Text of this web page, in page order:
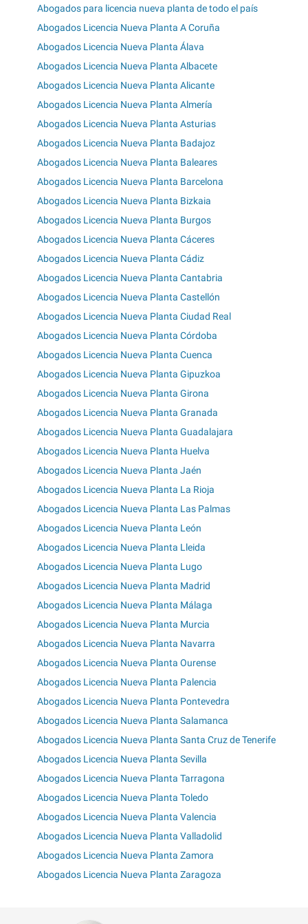
Abogados para licencia nueva planta de todo el país
Abogados Licencia Nueva Planta A Coruña
Abogados Licencia Nueva Planta Álava
Abogados Licencia Nueva Planta Albacete
Abogados Licencia Nueva Planta Alicante
Abogados Licencia Nueva Planta Almería
Abogados Licencia Nueva Planta Asturias
Abogados Licencia Nueva Planta Badajoz
Abogados Licencia Nueva Planta Baleares
Abogados Licencia Nueva Planta Barcelona
Abogados Licencia Nueva Planta Bizkaia
Abogados Licencia Nueva Planta Burgos
Abogados Licencia Nueva Planta Cáceres
Abogados Licencia Nueva Planta Cádiz
Abogados Licencia Nueva Planta Cantabria
Abogados Licencia Nueva Planta Castellón
Abogados Licencia Nueva Planta Ciudad Real
Abogados Licencia Nueva Planta Córdoba
Abogados Licencia Nueva Planta Cuenca
Abogados Licencia Nueva Planta Gipuzkoa
Abogados Licencia Nueva Planta Girona
Abogados Licencia Nueva Planta Granada
Abogados Licencia Nueva Planta Guadalajara
Abogados Licencia Nueva Planta Huelva
Abogados Licencia Nueva Planta Jaén
Abogados Licencia Nueva Planta La Rioja
Abogados Licencia Nueva Planta Las Palmas
Abogados Licencia Nueva Planta León
Abogados Licencia Nueva Planta Lleida
Abogados Licencia Nueva Planta Lugo
Abogados Licencia Nueva Planta Madrid
Abogados Licencia Nueva Planta Málaga
Abogados Licencia Nueva Planta Murcia
Abogados Licencia Nueva Planta Navarra
Abogados Licencia Nueva Planta Ourense
Abogados Licencia Nueva Planta Palencia
Abogados Licencia Nueva Planta Pontevedra
Abogados Licencia Nueva Planta Salamanca
Abogados Licencia Nueva Planta Santa Cruz de Tenerife
Abogados Licencia Nueva Planta Sevilla
Abogados Licencia Nueva Planta Tarragona
Abogados Licencia Nueva Planta Toledo
Abogados Licencia Nueva Planta Valencia
Abogados Licencia Nueva Planta Valladolid
Abogados Licencia Nueva Planta Zamora
Abogados Licencia Nueva Planta Zaragoza